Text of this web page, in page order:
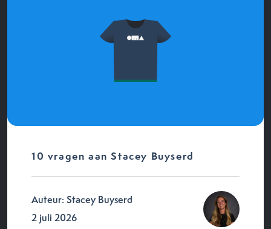
10 vragen aan Stacey Buyserd
Auteur: Stacey Buyserd
2 juli 2026